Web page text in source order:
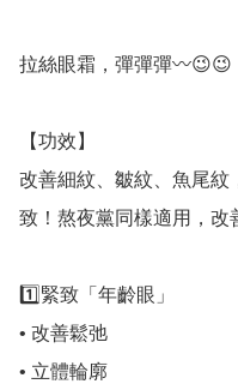
拉絲眼霜，彈彈彈〰😉😉
【功效】
改善細紋、皺紋、魚尾紋
致！熬夜黨同樣適用，改
1️⃣緊致「年齡眼」
• 改善鬆弛
• 立體輪廓